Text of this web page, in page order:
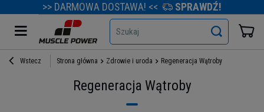
>> DARMOWA DOSTAWA! << SPRAWDŹ!
Szukaj
Wstecz Strona główna Zdrowie i uroda Regeneracja Wątroby
Regeneracja Wątroby